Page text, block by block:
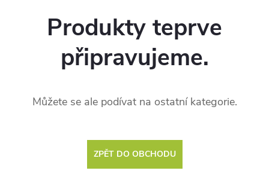
Produkty teprve
připravujeme.
Můžete se ale podívat na ostatní kategorie.
ZPĚT DO OBCHODU